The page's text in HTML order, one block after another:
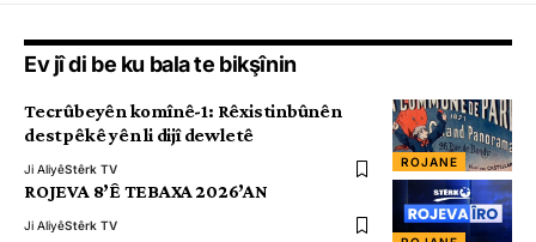
Ev jî di be ku bala te bikşînin
ROJANE
Tecrûbeyên komînê-1: Rêxistinbûnên
destpêkê yên li dijî dewletê
Ji AliyêStêrk TV
ROJEVA 8’Ê TEBAXA 2026’AN
Ji AliyêStêrk TV